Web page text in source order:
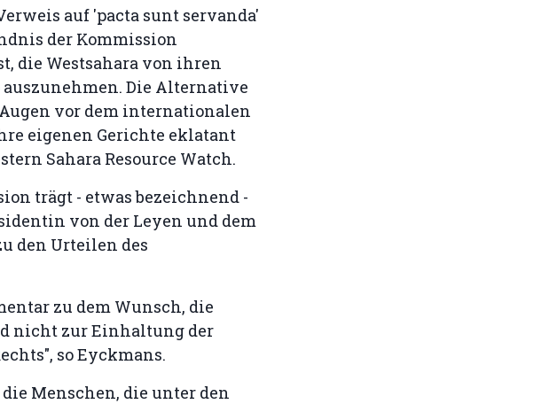
auf 'pacta sunt servanda'
der Kommission
die Westsahara von ihren
Die Alternative
vor dem internationalen
eigenen Gerichte eklatant
Sahara Resource Watch.
trägt - etwas bezeichnend -
von der Leyen und dem
den Urteilen des
zu dem Wunsch, die
nicht zur Einhaltung der
so Eyckmans.
Menschen, die unter den